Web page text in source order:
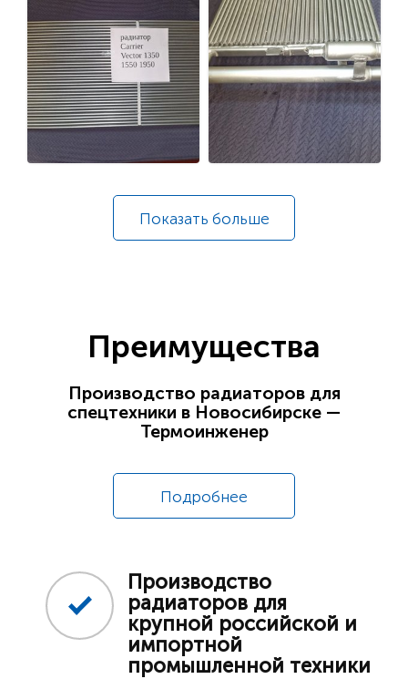
Показать больше
Преимущества
Производство радиаторов для
спецтехники в Новосибирске —
Термоинженер
Подробнее
Производство
радиаторов для
крупной российской и
импортной
промышленной техники